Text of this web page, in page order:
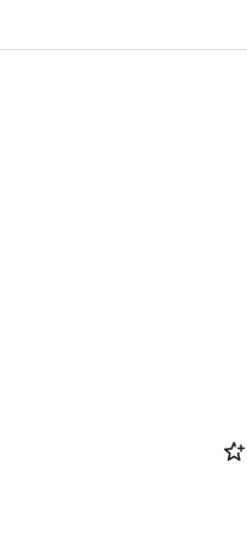
の手紙が置いてあるだけだっ